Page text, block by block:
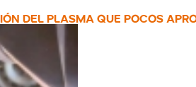
DEL PLASMA QUE POCOS